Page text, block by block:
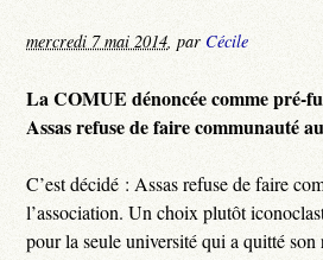
mercredi 7 mai 2014,par Cécile
La COMUE dénoncée comme pré-
Assas refuse de faire communauté
C’est décidé : Assas refuse de faire
l’association. Un choix plutôt
pour la seule université qui a quitté son